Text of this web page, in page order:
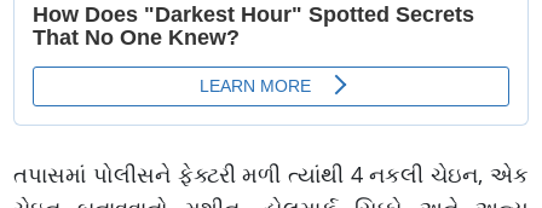
તપાસમાં પોલીસને ફેક્ટરી મળી ત્યાંથી 4 નકલી ચેઇન, એક